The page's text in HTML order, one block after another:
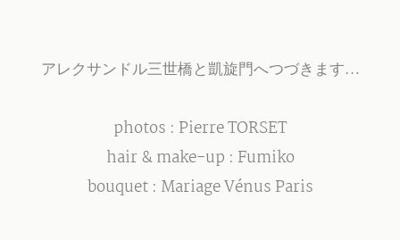
アレクサンドル三世橋と凱旋門へつづきます…
photos : Pierre TORSET
hair & make-up : Fumiko
bouquet : Mariage Vénus Paris